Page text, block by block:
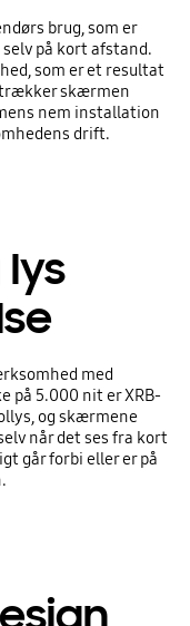
brug, som er
på kort afstand.
som er et resultat
skærmen
nem installation
drift.
med
på 5.000 nit er XRB-
og skærmene
når det ses fra kort
går forbi eller er på